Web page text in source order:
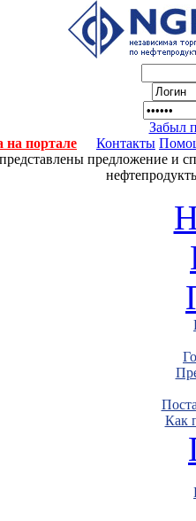
Забыл
на портале
Контакты
предложение и
Как